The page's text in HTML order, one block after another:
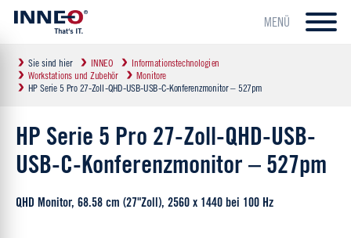
MENÜ
Sie sind hier INNEO
Informationstechnologien
Workstations und Zubehör
Monitore
HP Serie 5 Pro 27-Zoll-QHD-USB-USB-C-Konferenzmonitor – 527pm
HP Serie 5 Pro 27-Zoll-QHD-USB-
USB-C-Konferenzmonitor – 527pm
QHD Monitor, 68.58 cm (27"Zoll), 2560 x 1440 bei 100 Hz